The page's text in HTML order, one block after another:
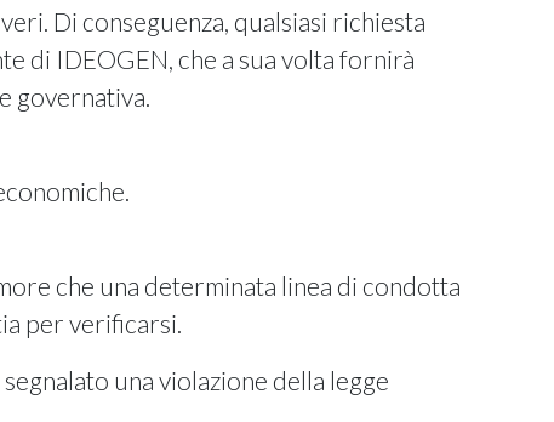
Di conseguenza, qualsiasi richiesta
di IDEOGEN, che a sua volta fornirà
governativa.
che una determinata linea di condotta
per verificarsi.
una violazione della legge